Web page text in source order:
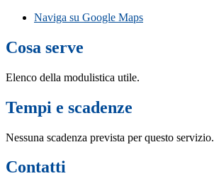
Naviga su Google Maps
Cosa serve
Elenco della modulistica utile.
Tempi e scadenze
Nessuna scadenza prevista per questo servizio.
Contatti